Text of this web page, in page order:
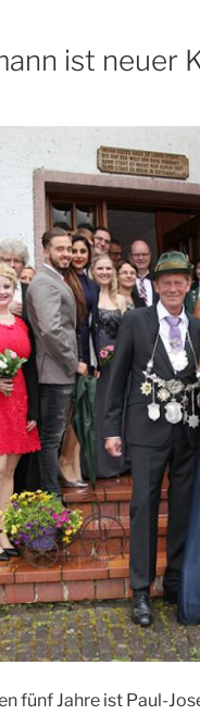
ist neuer
fünf Jahre ist Paul-